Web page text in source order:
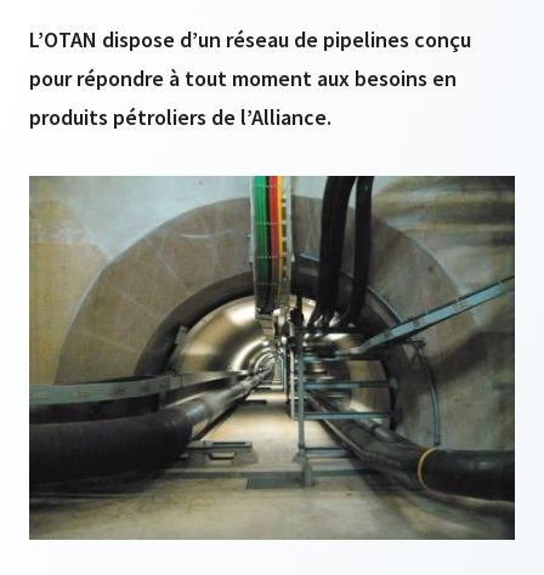
L’OTAN dispose d’un réseau de pipelines conçu
pour répondre à tout moment aux besoins en
produits pétroliers de l’Alliance.